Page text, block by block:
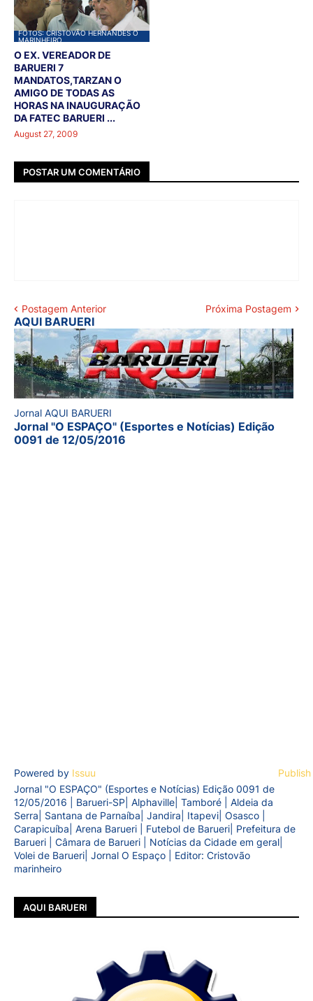
FOTOS: CRISTOVÃO HERNANDES O
MARINHEIRO
O EX. VEREADOR DE
BARUERI 7
MANDATOS,TARZAN O
AMIGO DE TODAS AS
HORAS NA INAUGURAÇÃO
DA FATEC BARUERI ...
August 27, 2009
POSTAR UM COMENTÁRIO
Postagem Anterior Próxima Postagem
AQUI BARUERI
Jornal AQUI BARUERI
Jornal "O ESPAÇO" (Esportes e Notícias) Edição
0091 de 12/05/2016
Powered by Issuu
Jornal "O ESPAÇO" (Esportes e Notícias) Edição 0091 de
12/05/2016 | Barueri-SP| Alphaville| Tamboré | Aldeia da
Serra| Santana de Parnaíba| Jandira| Itapevi| Osasco |
Carapicuíba| Arena Barueri | Futebol de Barueri| Prefeitura de
Barueri | Câmara de Barueri | Notícias da Cidade em geral|
Volei de Barueri| Jornal O Espaço | Editor: Cristovão
marinheiro
AQUI BARUERI